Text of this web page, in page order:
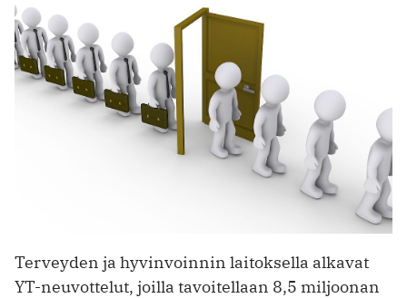
Terveyden ja hyvinvoinnin laitoksella alkavat
YT-neuvottelut, joilla tavoitellaan 8,5 miljoonan